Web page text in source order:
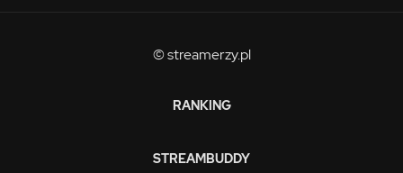
© streamerzy.pl
RANKING
STREAMBUDDY